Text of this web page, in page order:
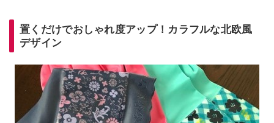
置くだけでおしゃれ度アップ！カラフルな北欧風
デザイン